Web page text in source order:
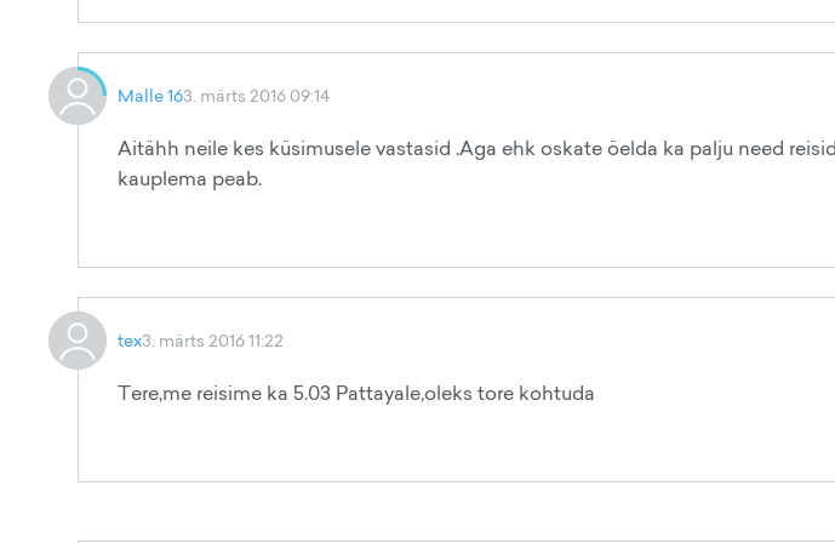
Malle 163. märts 2016 09:14
Aitähh neile kes küsimusele vastasid .Aga ehk oskate öelda ka palju need
kauplema peab.
tex3. märts 2016 11:22
Tere,me reisime ka 5.03 Pattayale,oleks tore kohtuda